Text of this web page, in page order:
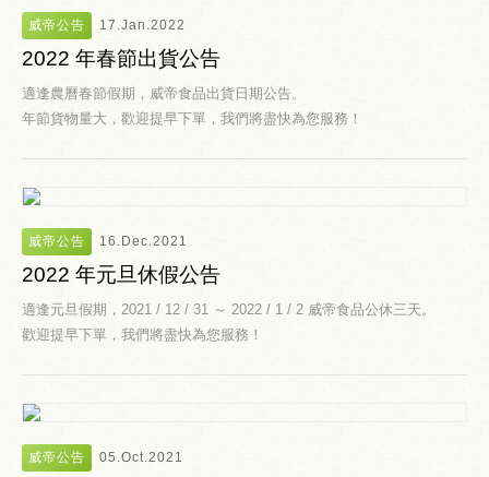
威帝公告 17.Jan.2022
2022 年春節出貨公告
適逢農曆春節假期，威帝食品出貨日期公告。
年節貨物量大，歡迎提早下單，我們將盡快為您服務！
威帝公告 16.Dec.2021
2022 年元旦休假公告
適逢元旦假期，2021 / 12 / 31 ～ 2022 / 1 / 2 威帝食品公休三天。
歡迎提早下單，我們將盡快為您服務！
威帝公告 05.Oct.2021